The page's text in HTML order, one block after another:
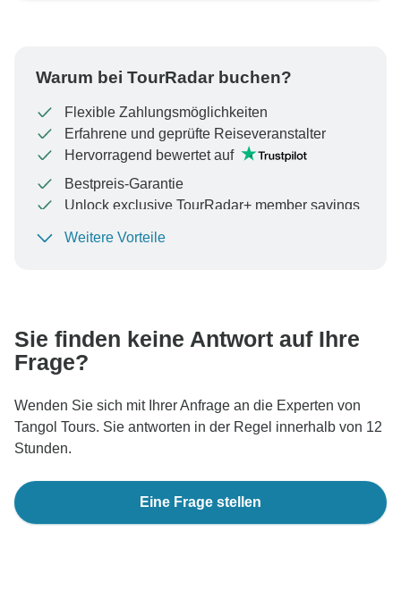
Warum bei TourRadar buchen?
Flexible Zahlungsmöglichkeiten
Erfahrene und geprüfte Reiseveranstalter
Hervorragend bewertet auf
Bestpreis-Garantie
Unlock exclusive TourRadar+ member savings
Um Ihre Zahlung zu schützen und sicherzustellen,
Weitere Vorteile
Sie finden keine Antwort auf Ihre
Frage?
Wenden Sie sich mit Ihrer Anfrage an die Experten von
Tangol Tours. Sie antworten in der Regel innerhalb von 12
Stunden.
Eine Frage stellen